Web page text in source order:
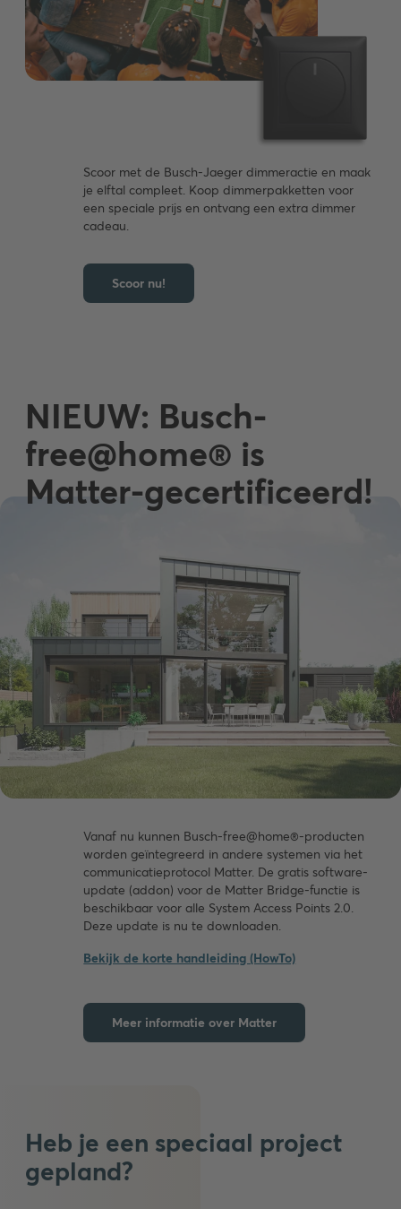
Scoor met de Busch-Jaeger dimmeractie en maak
je elftal compleet. Koop dimmerpakketten voor
een speciale prijs en ontvang een extra dimmer
cadeau.
Scoor nu!
NIEUW: Busch-
free@home® is
Matter-gecertificeerd!
Vanaf nu kunnen Busch-free@home®-producten
worden geïntegreerd in andere systemen via het
communicatieprotocol Matter. De gratis software-
update (addon) voor de Matter Bridge-functie is
beschikbaar voor alle System Access Points 2.0.
Deze update is nu te downloaden.
Bekijk de korte handleiding (HowTo)
Meer informatie over Matter
Heb je een speciaal project
gepland?
in
een
wereld